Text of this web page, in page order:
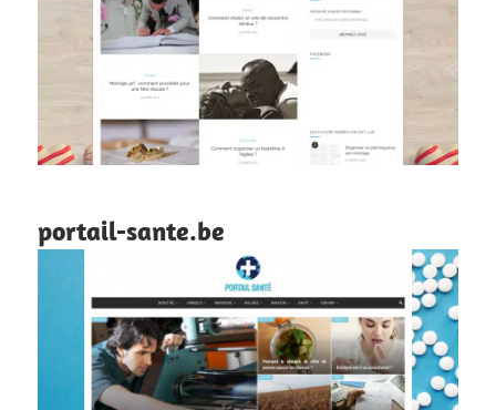
portail-sante.be